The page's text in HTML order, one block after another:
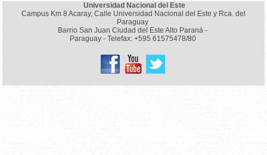
Universidad Nacional del Este
Campus Km 8 Acaray, Calle Universidad Nacional del Este y Rca. del
Paraguay
Barrio San Juan Ciudad del Este Alto Paraná -
Paraguay - Telefax: +595 61575478/80